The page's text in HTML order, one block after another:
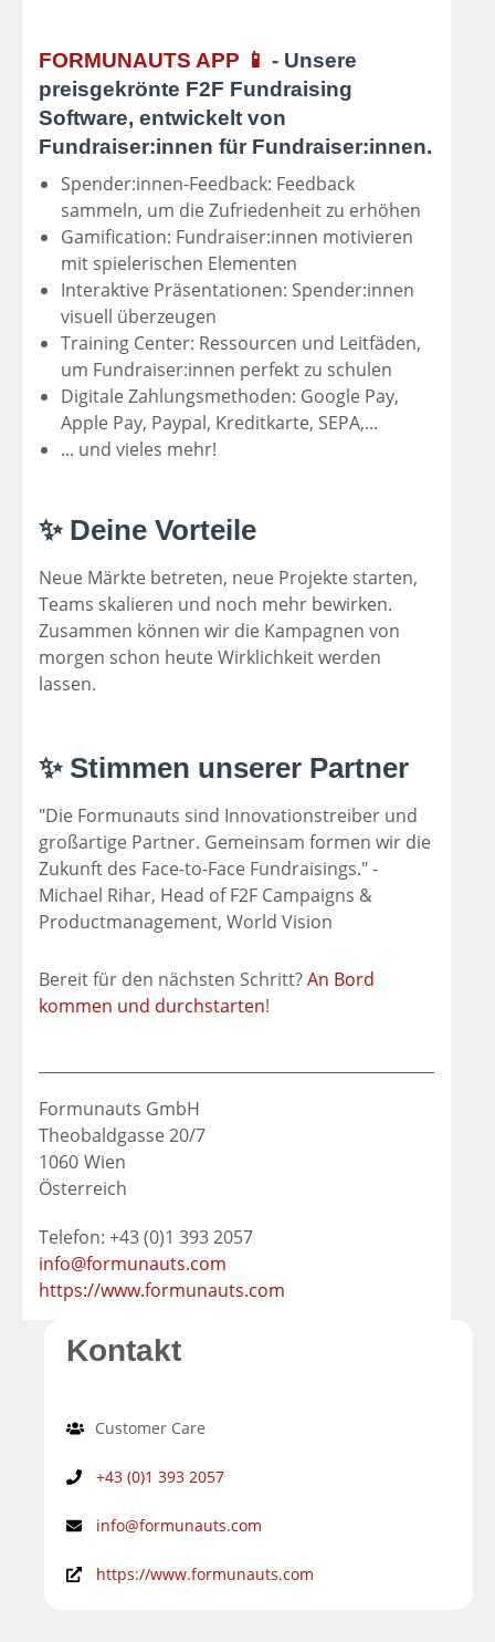
FORMUNAUTS APP 📱 - Unsere
preisgekrönte F2F Fundraising
Software, entwickelt von
Fundraiser:innen für Fundraiser:innen.
Spender:innen-Feedback: Feedback
sammeln, um die Zufriedenheit zu erhöhen
Gamification: Fundraiser:innen motivieren
mit spielerischen Elementen
Interaktive Präsentationen: Spender:innen
visuell überzeugen
Training Center: Ressourcen und Leitfäden,
um Fundraiser:innen perfekt zu schulen
Digitale Zahlungsmethoden: Google Pay,
Apple Pay, Paypal, Kreditkarte, SEPA,...
... und vieles mehr!
✨ Deine Vorteile
Neue Märkte betreten, neue Projekte starten,
Teams skalieren und noch mehr bewirken.
Zusammen können wir die Kampagnen von
morgen schon heute Wirklichkeit werden
lassen.
✨ Stimmen unserer Partner
"Die Formunauts sind Innovationstreiber und
großartige Partner. Gemeinsam formen wir die
Zukunft des Face-to-Face Fundraisings." -
Michael Rihar, Head of F2F Campaigns &
Productmanagement, World Vision
Bereit für den nächsten Schritt?An Bord
kommen und durchstarten!
Formunauts GmbH
Theobaldgasse 20/7
1060 Wien
Österreich
Telefon: +43 (0)1 393 2057
info@formunauts.com
https://www.formunauts.com
Kontakt
Customer Care
+43 (0)1 393 2057
info@formunauts.com
https://www.formunauts.com